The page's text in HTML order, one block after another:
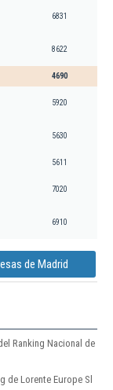
6831
8622
4690
5920
5630
5611
7020
6910
de Madrid
Ranking Nacional de
de Lorente Europe Sl